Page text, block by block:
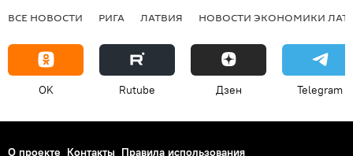
ВСЕ НОВОСТИ РИГА ЛАТВИЯ НОВОСТИ ЭКОНОМИКИ
OK Rutube Дзен Telegram
О проекте Контакты Правила использования